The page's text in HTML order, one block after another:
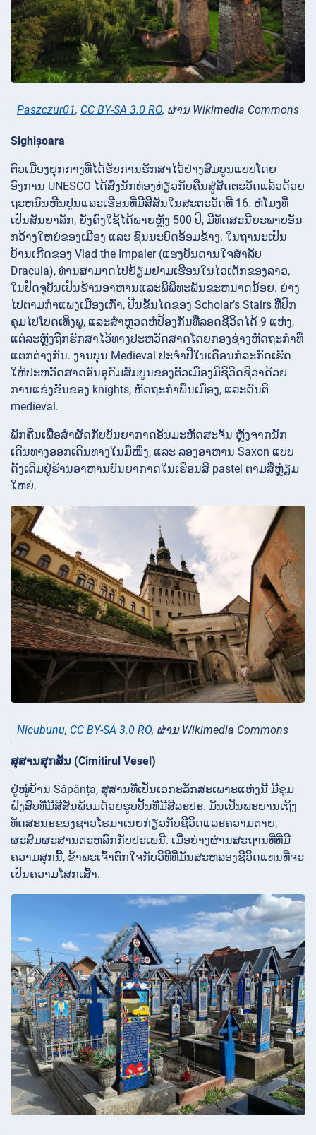
Paszczur01, CC BY-SA 3.0 RO, ຜ່ານ Wikimedia Commons
Sighișoara
ຕົວເມືອງຍຸກກາງທີ່ໄດ້ຮັບການຮັກສາໄວ້ຢ່າງສົມບູນແບບໂດຍ
ອົງການ UNESCO ໄດ້ສົ່ງນັກທ່ອງທ່ຽວກັບຄືນສູ່ສັດຕະວັດແລ້ວດ້ວຍ
ຖະຫນົນຫີນປູນແລະເຮືອນທີ່ມີສີສັນໃນສະຕະວັດທີ 16. ຫໍໂມງທີ່
ເປັນສັນຍາລັກ, ຍັງຄົງໃຊ້ໄດ້ພາຍຫຼັງ 500 ປີ, ມີທັດສະນີຍະພາບອັນ
ກວ້າງໃຫຍ່ຂອງເມືອງ ແລະ ຊົນນະບົດອ້ອມຂ້າງ. ໃນຖານະເປັນ
ບ້ານເກີດຂອງ Vlad the Impaler (ແຮງບັນດານໃຈສໍາລັບ
Dracula), ທ່ານສາມາດໄປຢ້ຽມຢາມເຮືອນໃນໄວເດັກຂອງລາວ,
ໃນປັດຈຸບັນເປັນຮ້ານອາຫານແລະພິພິທະພັນຂະຫນາດນ້ອຍ. ຍ່າງ
ໄປຕາມກຳແພງເມືອງເກົ່າ, ປີນຂັ້ນໄດຂອງ Scholar’s Stairs ທີ່ປົກ
ຄຸມໄປໂບດເທິງພູ, ແລະສຳຫຼວດຫໍປ້ອງກັນທີ່ລອດຊີວິດໄດ້ 9 ແຫ່ງ,
ແຕ່ລະຫຼັງຖືກຮັກສາໄວ້ທາງປະຫວັດສາດໂດຍກອງຊ່າງຫັດຖະກຳທີ່
ແຕກຕ່າງກັນ. ງານບຸນ Medieval ປະຈໍາປີໃນເດືອນກໍລະກົດເຮັດ
ໃຫ້ປະຫວັດສາດອັນອຸດົມສົມບູນຂອງຕົວເມືອງມີຊີວິດຊີວາດ້ວຍ
ການແຂ່ງຂັນຂອງ knights, ຫັດຖະກໍາພື້ນເມືອງ, ແລະດົນຕີ
medieval.
ພັກຄືນເພື່ອສຳຜັດກັບບັນຍາກາດອັນມະຫັດສະຈັນ ຫຼັງຈາກນັກ
ເດີນທາງອອກເດີນທາງໃນມື້ໜຶ່ງ, ແລະ ລອງອາຫານ Saxon ແບບ
ດັ້ງເດີມຢູ່ຮ້ານອາຫານບັນຍາກາດໃນເຮືອນສີ pastel ຕາມສີ່ຫຼ່ຽມ
ໃຫຍ່.
Nicubunu, CC BY-SA 3.0 RO, ຜ່ານ Wikimedia Commons
ສຸສານສຸກສັນ (Cimitirul Vesel)
ຢູ່​ໝູ່​ບ້ານ Săpânța, ສຸ​ສານ​ທີ່​ເປັນ​ເອ​ກະ​ລັກ​ສະ​ເພາະ​ແຫ່ງ​ນີ້ ມີ​ຂຸມ​
ຝັງ​ສົບ​ທີ່​ມີ​ສີ​ສັນ​ພ້ອມ​ດ້ວຍ​ຮູບ​ປັ້ນ​ທີ່​ມີ​ສີ​ລະ​ປະ. ມັນເປັນພະຍານເຖິງ
ທັດສະນະຂອງຊາວໂຣມາເນຍກ່ຽວກັບຊີວິດແລະຄວາມຕາຍ,
ຜະສົມຜະສານຕະຫລົກກັບປະເພນີ. ເມື່ອຍ່າງຜ່ານສະຖານທີ່ທີ່ມີ
ຄວາມສຸກນີ້, ຂ້າພະເຈົ້າຕົກໃຈກັບວິທີທີ່ມັນສະຫລອງຊີວິດແທນທີ່ຈະ
ເປັນຄວາມໂສກເສົ້າ.